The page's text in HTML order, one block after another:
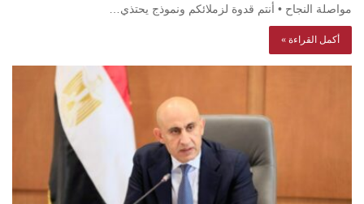
مواصلة النجاح • أنتم قدوة لزملائكم ونموذج يحتذي…
أكمل القراءة »